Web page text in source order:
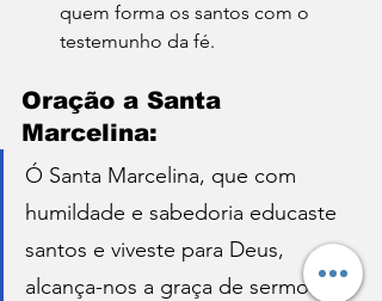
quem forma os santos com o
testemunho da fé.
Oração a Santa
Marcelina:
Ó Santa Marcelina, que com
humildade e sabedoria educaste
santos e viveste para Deus,
alcança-nos a graça de sermos